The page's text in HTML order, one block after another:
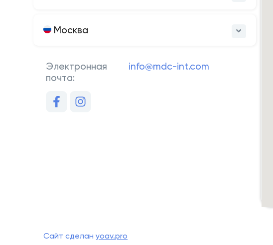
Москва
Электронная
почта:
info@mdc-int.com
Сайт сделанyoav.pro